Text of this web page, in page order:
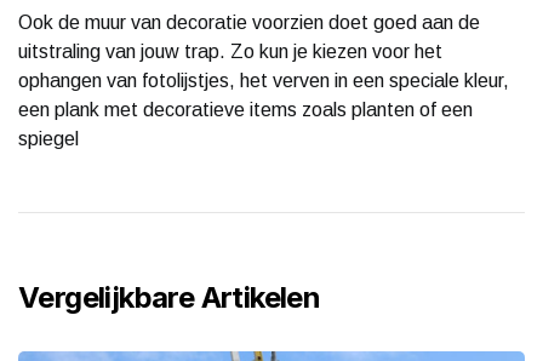
Ook de muur van decoratie voorzien doet goed aan de
uitstraling van jouw trap. Zo kun je kiezen voor het
ophangen van fotolijstjes, het verven in een speciale kleur,
een plank met decoratieve items zoals planten of een
spiegel
Vergelijkbare Artikelen